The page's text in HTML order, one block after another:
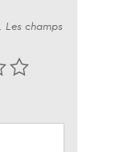
Les champs